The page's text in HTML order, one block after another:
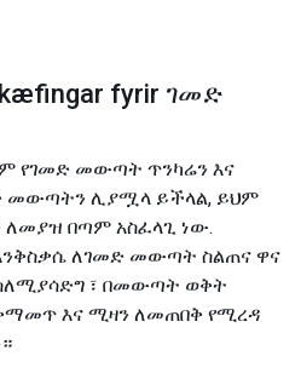
fyrir ገመድ
የገመድ መውጣት ጥንካሬን እና
መውጣትን ሊያሟላ ይችላል, ይህም
በጣም አስፈላጊ ነው.
ለገመድ መውጣት ስልጠና ዋና
፣ በመውጣት ወቅት
እና ሚዛን ለመጠበቅ የሚረዳ